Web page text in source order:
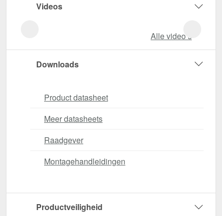
Videos
Alle video‘s
Downloads
Product datasheet
Meer datasheets
Raadgever
Montagehandleidingen
Productveiligheid